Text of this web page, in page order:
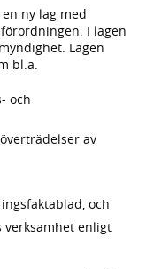
ny lag med
I lagen
Lagen
bl.a.
och
av
och
verksamhet enligt